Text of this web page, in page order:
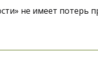
не имеет потерь